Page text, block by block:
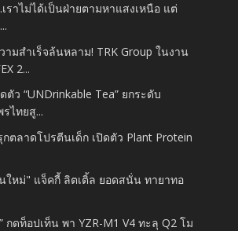
เราไม่ได้เป็นฝ่ายตามหาแสงเหนือ แต่
มสำเร็จล้นหลาม! TRK Group ในงาน
2...
ดตัว “UNDrinkable Tea” ยกระดับ
ไทยสู...
ตลาดโปรตีนเด็ก เปิดตัว Plant Protein
ใหม่" แจ็คกี้ ลิตเติ้ล ยอดสนั่น ทายาทอ
กดท็อปเท็น พา YZR-M1 V4 ทะลุ Q2 โม